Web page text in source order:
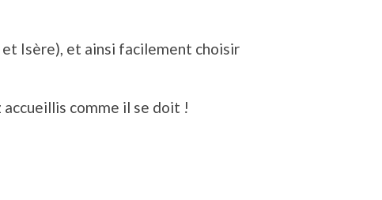
et Isère), et ainsi facilement choisir
comme il se doit !